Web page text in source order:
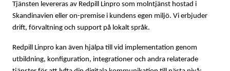
Tjänsten levereras av Redpill Linpro som molntjänst hostad i
Skandinavien eller on-premise i kundens egen miljö. Vi erbjuder
drift, förvaltning och support på lokalt språk.
Redpill Linpro kan även hjälpa till vid implementation genom
utbildning, konfiguration, integrationer och andra relaterade